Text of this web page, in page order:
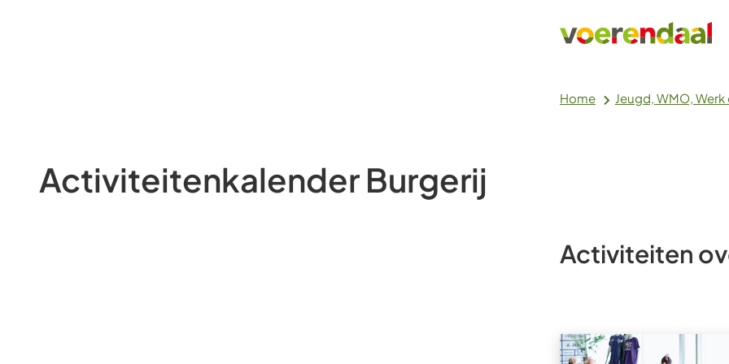
Home Jeugd, WMO,
Activiteitenkalender Burgerij
Activiteiten